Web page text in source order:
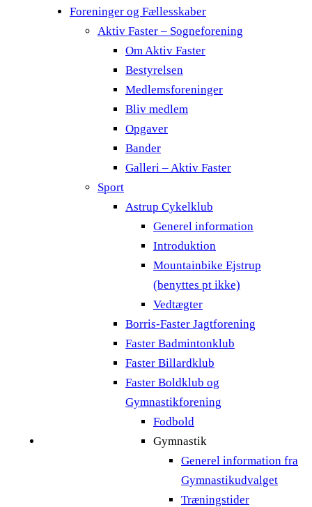
Foreninger og Fællesskaber
Aktiv Faster – Sogneforening
Om Aktiv Faster
Bestyrelsen
Medlemsforeninger
Bliv medlem
Opgaver
Bander
Galleri – Aktiv Faster
Sport
Astrup Cykelklub
Generel information
Introduktion
Mountainbike Ejstrup
(benyttes pt ikke)
Vedtægter
Borris-Faster Jagtforening
Faster Badmintonklub
Faster Billardklub
Faster Boldklub og
Gymnastikforening
Fodbold
Gymnastik
Generel information fra
Gymnastikudvalget
Træningstider